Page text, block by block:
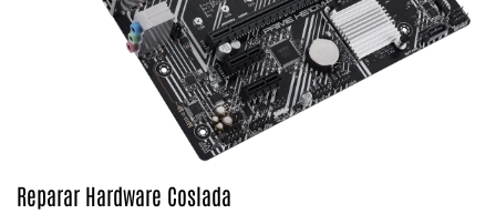
Reparar Hardware Coslada